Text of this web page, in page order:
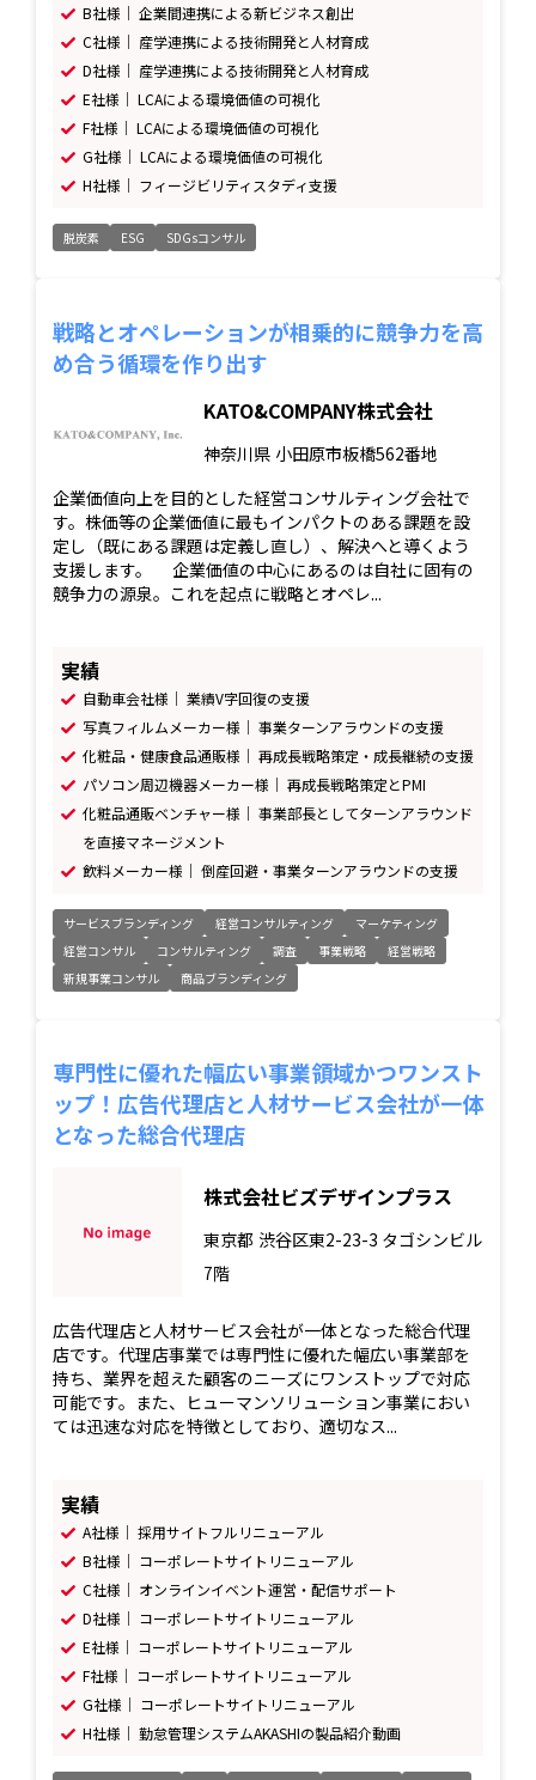
B社様｜ 企業間連携による新ビジネス創出
C社様｜ 産学連携による技術開発と人材育成
D社様｜ 産学連携による技術開発と人材育成
E社様｜ LCAによる環境価値の可視化
F社様｜ LCAによる環境価値の可視化
G社様｜ LCAによる環境価値の可視化
H社様｜ フィージビリティスタディ支援
脱炭素 ESG SDGsコンサル
戦略とオペレーションが相乗的に競争力を高
め合う循環を作り出す
KATO&COMPANY株式会社
神奈川県 小田原市板橋562番地
企業価値向上を目的とした経営コンサルティング会社で
す。株価等の企業価値に最もインパクトのある課題を設
定し（既にある課題は定義し直し）、解決へと導くよう
支援します。 企業価値の中心にあるのは自社に固有の
競争力の源泉。これを起点に戦略とオペレ...
実績
自動車会社様｜ 業績V字回復の支援
写真フィルムメーカー様｜ 事業ターンアラウンドの支援
化粧品・健康食品通販様｜ 再成長戦略策定・成長継続の支援
パソコン周辺機器メーカー様｜ 再成長戦略策定とPMI
化粧品通販ベンチャー様｜ 事業部長としてターンアラウンド
を直接マネージメント
飲料メーカー様｜ 倒産回避・事業ターンアラウンドの支援
サービスブランディング 経営コンサルティング
マーケティング
経営コンサル
コンサルティング 調査 事業戦略
経営戦略
新規事業コンサル
商品ブランディング
専門性に優れた幅広い事業領域かつワンスト
ップ！広告代理店と人材サービス会社が一体
となった総合代理店
株式会社ビズデザインプラス
東京都 渋谷区東2-23-3 タゴシンビル
7階
広告代理店と人材サービス会社が一体となった総合代理
店です。代理店事業では専門性に優れた幅広い事業部を
持ち、業界を超えた顧客のニーズにワンストップで対応
可能です。また、ヒューマンソリューション事業におい
ては迅速な対応を特徴としており、適切なス...
実績
A社様｜ 採用サイトフルリニューアル
B社様｜ コーポレートサイトリニューアル
C社様｜ オンラインイベント運営・配信サポート
D社様｜ コーポレートサイトリニューアル
E社様｜ コーポレートサイトリニューアル
F社様｜ コーポレートサイトリニューアル
G社様｜ コーポレートサイトリニューアル
H社様｜ 勤怠管理システムAKASHIの製品紹介動画